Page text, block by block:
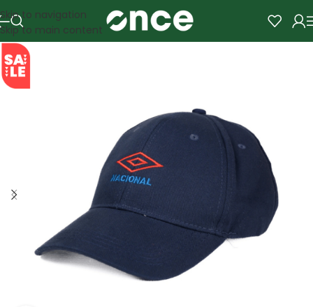
Skip to navigation
Skip to main content
SALE